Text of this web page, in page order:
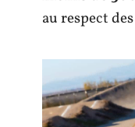
au respect